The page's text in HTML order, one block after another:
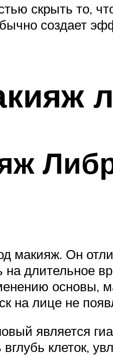
скрыть то,
создает
макияж. Он
на длительное
основы,
лице не
является
клеток,